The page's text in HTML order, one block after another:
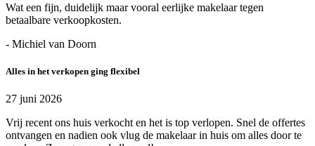
Wat een fijn, duidelijk maar vooral eerlijke makelaar tegen
betaalbare verkoopkosten.
- Michiel van Doorn
Alles in het verkopen ging flexibel
27 juni 2026
Vrij recent ons huis verkocht en het is top verlopen. Snel de offertes
ontvangen en nadien ook vlug de makelaar in huis om alles door te